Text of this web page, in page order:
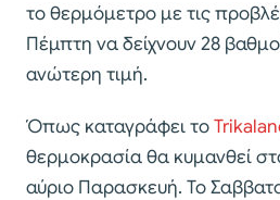
το θερμόμετρο με τις
Πέμπτη να δείχνουν 28
ανώτερη τιμή.
Όπως καταγράφει το
θερμοκρασία θα κυμανθεί
αύριο Παρασκευή. Το